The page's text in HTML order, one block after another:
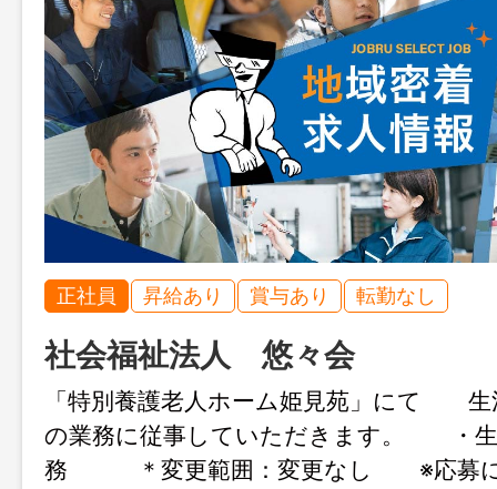
正社員 昇給あり 賞与あり 転勤なし
社会福祉法人 悠々会
「特別養護老人ホーム姫見苑」にて 生
の業務に従事していただきます。 ・生
務 ＊変更範囲：変更なし ※応募に